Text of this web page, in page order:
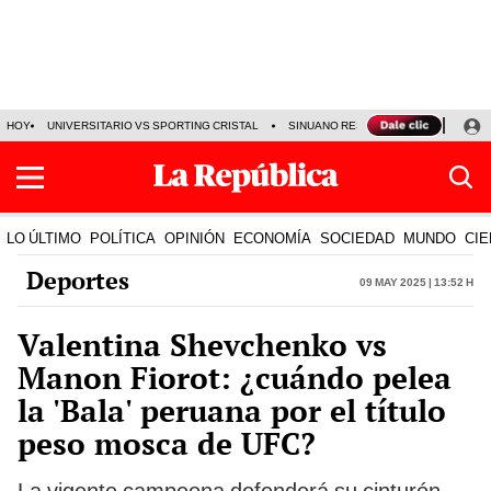
HOY UNIVERSITARIO VS SPORTING CRISTAL SINUANO RESULTADOS HOY
LO ÚLTIMO POLÍTICA OPINIÓN ECONOMÍA SOCIEDAD MUNDO
Deportes 09 May 2025 | 13:52 h
Valentina Shevchenko vs
Manon Fiorot: ¿cuándo pelea
la 'Bala' peruana por el título
peso mosca de UFC?